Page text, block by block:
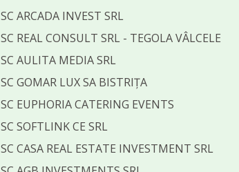
SC ARCADA INVEST SRL
SC REAL CONSULT SRL - TEGOLA VÂLCELE
SC AULITA MEDIA SRL
SC GOMAR LUX SA BISTRIȚA
SC EUPHORIA CATERING EVENTS
SC SOFTLINK CE SRL
SC CASA REAL ESTATE INVESTMENT SRL